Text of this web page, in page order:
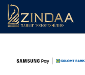
ТВ8